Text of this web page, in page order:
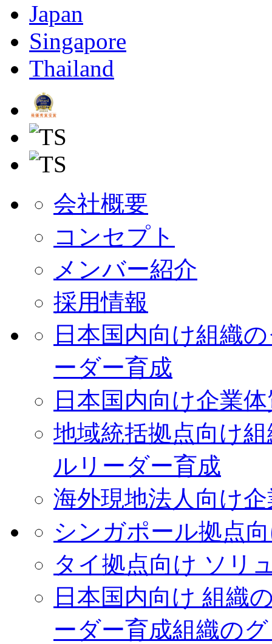
Japan
Singapore
Thailand
会社概要
コンセプト
メンバー紹介
採用情報
日本国内向け組織
ーダー育成
日本国内向け企業
地域統括拠点向け
ルリーダー育成
海外現地法人向け
シンガポール拠点
タイ拠点向け ソリ
日本国内向け 組織
ーダー育成組織の